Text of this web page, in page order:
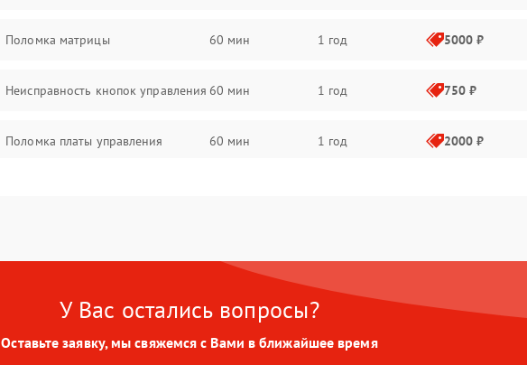
Поломка матрицы 60 мин 1 год 5000 ₽
Неисправность кнопок управления 60 мин 1 год 750 ₽
Поломка платы управления 60 мин 1 год 2000 ₽
Поломка разъема для зарядки 60 мин 1 год 500 ₽
У Вас остались вопросы?
Оставьте заявку, мы свяжемся с Вами в ближайшее время